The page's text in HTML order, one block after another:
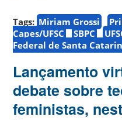
Tags: Miriam Grossi
Capes/UFSC
SBPC
Federal de Santa
Lançamento
debate sobre
feministas,